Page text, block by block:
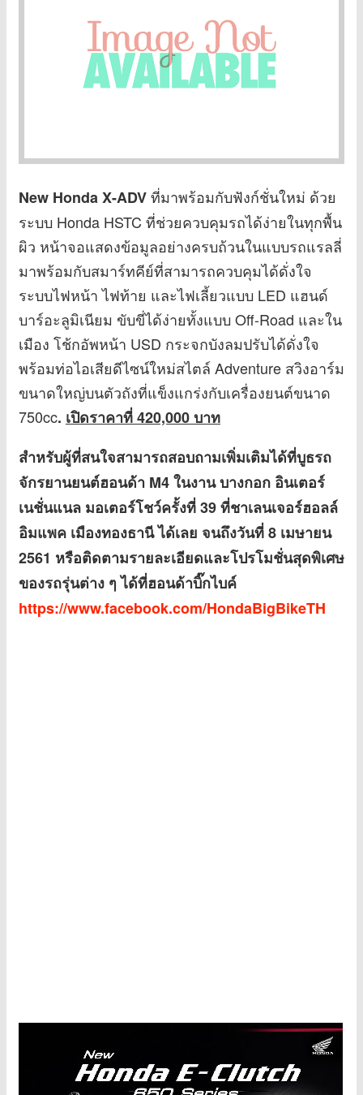
New Honda X-ADVที่มาพร้อมกับฟังก์ชั่นใหม่ ด้วย
ระบบ Honda HSTC ที่ช่วยควบคุมรถได้ง่ายในทุกพื้น
ผิว หน้าจอแสดงข้อมูลอย่างครบถ้วนในแบบรถแรลลี่
มาพร้อมกับสมาร์ทคีย์ที่สามารถควบคุมได้ดั่งใจ
ระบบไฟหน้า ไฟท้าย และไฟเลี้ยวแบบ LED แฮนด์
บาร์อะลูมิเนียม ขับขี่ได้ง่ายทั้งแบบ Off-Road และใน
เมือง โช้กอัพหน้า USD กระจกบังลมปรับได้ดั่งใจ
พร้อมท่อไอเสียดีไซน์ใหม่สไตล์ Adventure สวิงอาร์ม
ขนาดใหญ่บนตัวถังที่แข็งแกร่งกับเครื่องยนต์ขนาด
750cc. เปิดราคาที่ 420,000 บาท
สำหรับผู้ที่สนใจสามารถสอบถามเพิ่มเติมได้ที่บูธรถ
จักรยานยนต์ฮอนด้า M4 ในงาน บางกอก อินเตอร์
เนชั่นแนล มอเตอร์โชว์ครั้งที่ 39 ที่ชาเลนเจอร์ฮอลล์
อิมแพค เมืองทองธานี ได้เลย จนถึงวันที่ 8 เมษายน
2561 หรือติดตามรายละเอียดและโปรโมชั่นสุดพิเศษ
ของรถรุ่นต่าง ๆ ได้ที่ฮอนด้าบิ๊กไบค์
https://www.facebook.com/HondaBigBikeTH